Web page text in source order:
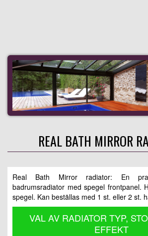
REAL BATH MIRROR
Real Bath Mirror radiator: En
badrumsradiator med spegel frontpanel.
spegel. Kan beställas med 1 st. eller 2 st.
VAL AV RADIATOR TYP,
EFFEKT